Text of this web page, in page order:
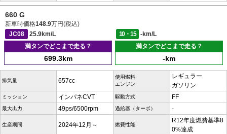
660 G
新車時価格148.9万円(税込)
JC08
25.9km/L 10・15
-km/L
満タンでどこまで走る？
699.3km
満タンでどこまで走る？
-km
排気量 657cc
使用燃料
エンジン
レギュラー
ガソリン
ミッション インパネCVT 駆動方式 FF
最大出力 49ps/6500rpm 過給器（ターボ） -
生産期間 2024年12月～ 燃費性能
R12年度燃費基準8
0%達成